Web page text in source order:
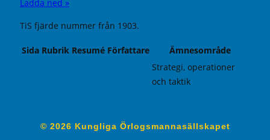
Ladda ned »
TiS fjärde nummer från 1903.
Sida Rubrik Resumé Författare
Ämnesområde
Strategi, operationer
och taktik
© 2026 Kungliga Örlogsmannasällskapet